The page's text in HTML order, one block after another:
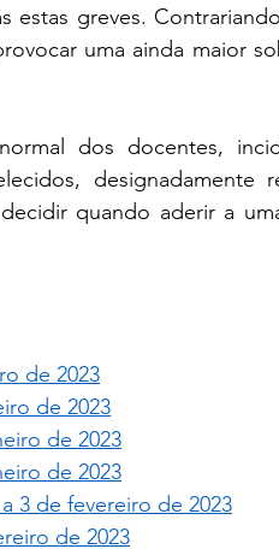
estas greves.
uma ainda maior
dos docentes,
designadamente
quando aderir a
de 2023
de 2023
de 2023
de 2023
3 de fevereiro de 2023
de 2023